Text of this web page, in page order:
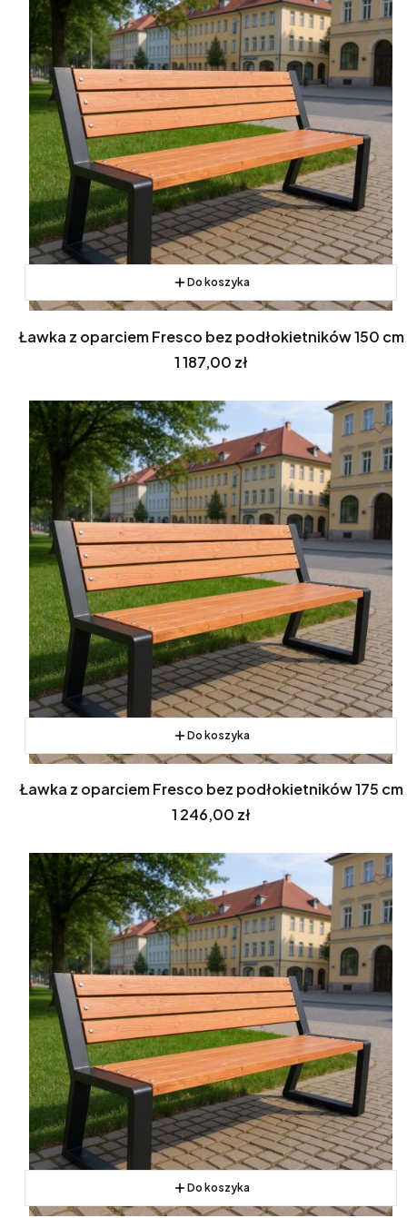
Do koszyka
Ławka z oparciem Fresco bez podłokietników 150 cm
Cena
1 187,00 zł
Do koszyka
Ławka z oparciem Fresco bez podłokietników 175 cm
Cena
1 246,00 zł
Do koszyka